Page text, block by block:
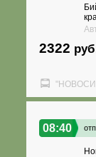
2322
08:40